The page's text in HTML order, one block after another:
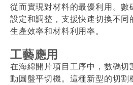
從而實現對材料的最優利用。數
設定和調整，支援快速切換不同
生產效率和材料利用率。
工藝應用
在海綿開片項目工序中，數碼切
動圓盤平切機。這種新型的切割